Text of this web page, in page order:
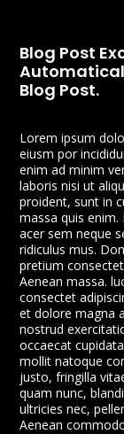
Blog Post
Blog Post.
Lorem ipsum
eiusm por
enim ad minim
laboris nisi ut
proident, sunt in
massa quis
acer sem neque
ridiculus mus.
pretium
Aenean massa.
consectet
et dolore magna
nostrud
occaecat
mollit natoque
justo, fringilla
quam nunc,
ultricies nec,
Aenean